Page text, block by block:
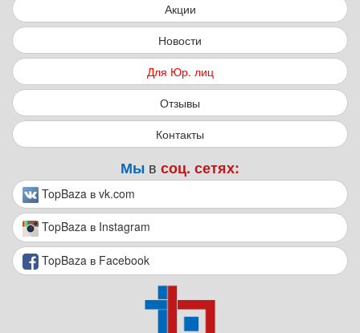
Акции
Новости
Для Юр. лиц
Отзывы
Контакты
Мы в соц. сетях:
TopBaza в vk.com
TopBaza в Instagram
TopBaza в Facebook